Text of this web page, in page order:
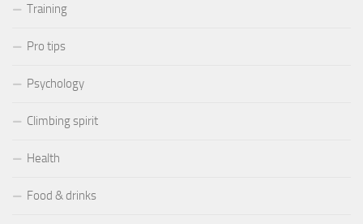
Training
Pro tips
Psychology
Climbing spirit
Health
Food & drinks